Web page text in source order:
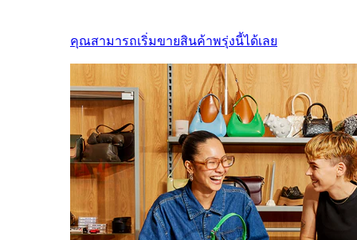
คุณสามารถเริ่มขายสินค้าพรุ่งนี้ได้เลย